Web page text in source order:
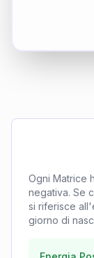
Ogni Matrice
negativa. Se
si riferisce
giorno di